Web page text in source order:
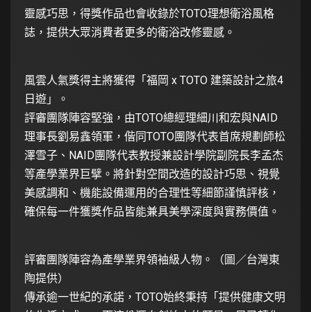
靈感巧思，得獎作品也會收錄於TOTO理想衛浴風格
誌，提供大眾消費者更多的衛浴改修靈感。
風雲人氣獎得主將獲得「福岡 x TOTO 建築設計之旅4
日遊」。
評審團隊陣容堅強，由TOTO總經理細川和宏與NAID
理事長劉易鑫領軍，偕同TOTO團隊代表首席規劃師松
澤雪子、NAID團隊代表教授兼設計學院副院長李孟杰
等產學業界巨擘。將針對空間改造的設計巧思、視覺
美感調和、機能設備運用的合理性等細節謹慎評核，
確保每一件獲獎作品皆能兼具美學深度與實務價值。
評審團隊陣容為產學業界領袖級人物。（圖／台灣東
陶提供）
傳承逾一世紀的承諾，TOTO始終秉持「提供健康文明